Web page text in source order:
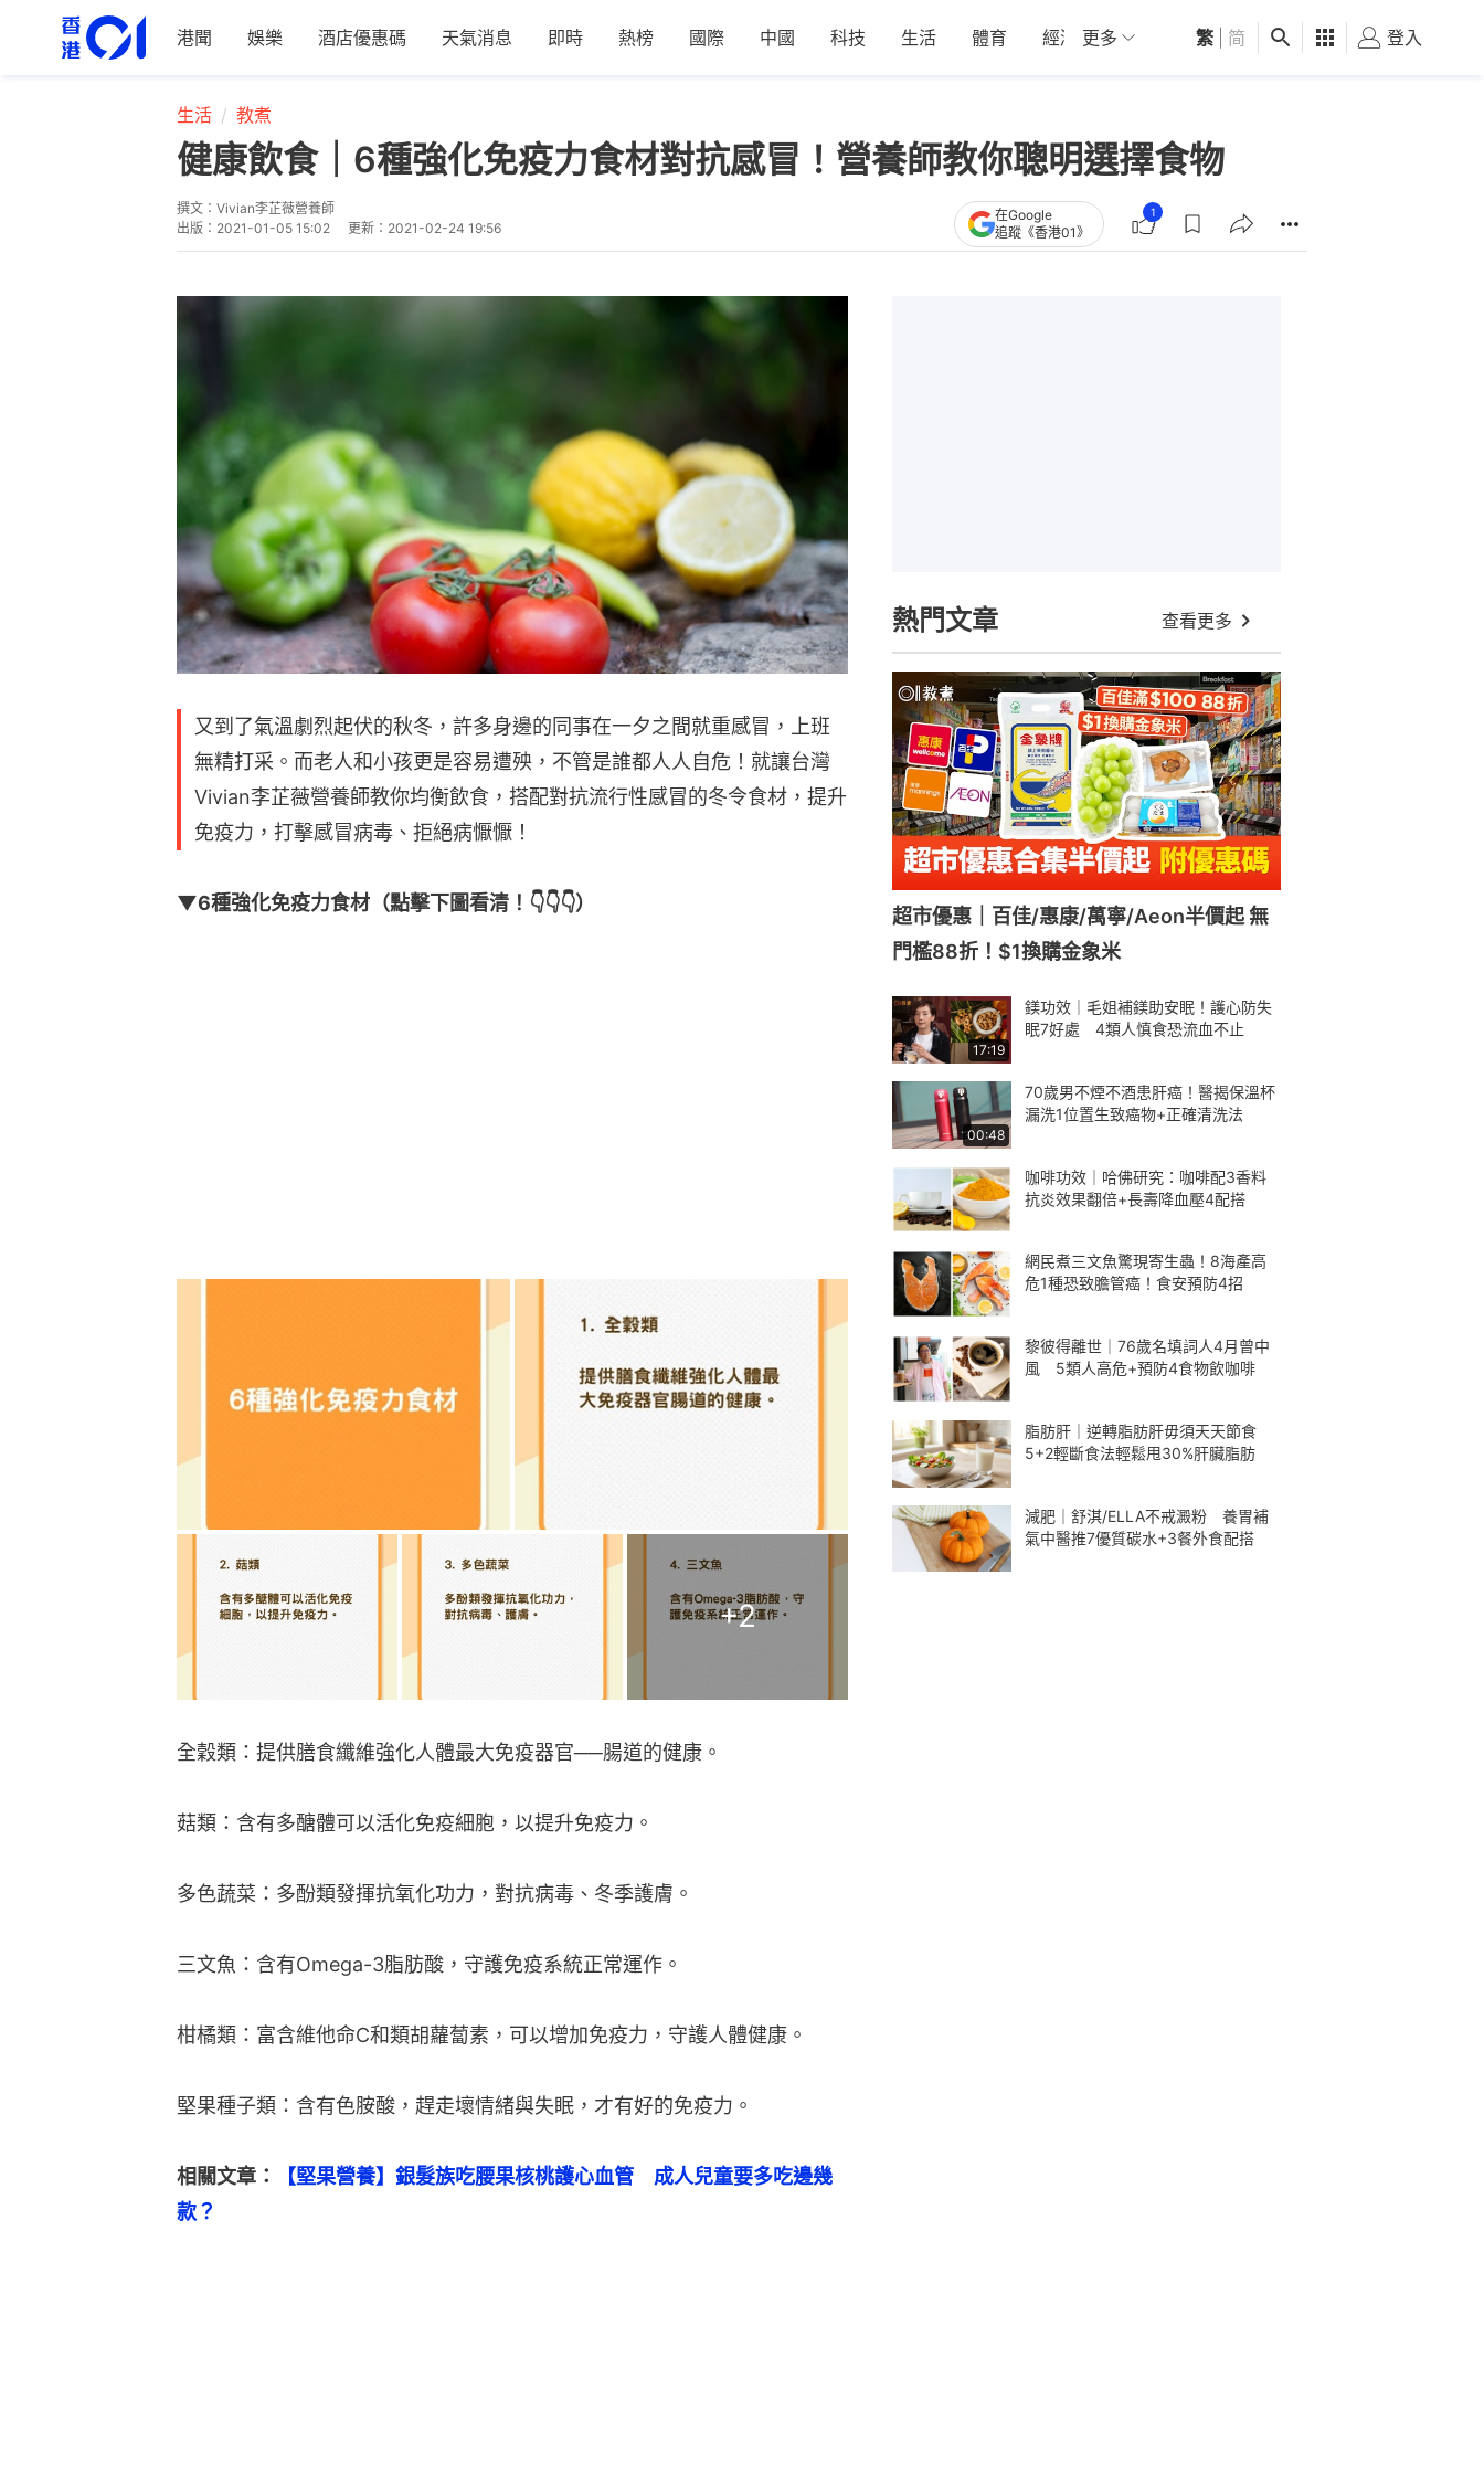
港聞 娛樂 酒店優惠碼 天氣消息 即時 熱榜 國際 中國 科技 生活 體育 經濟 01深圳 觀點 健康 好食玩飛
更多 繁 简 登入
生活 教煮
健康飲食｜6種強化免疫力食材對抗感冒！營養師教你聰明選擇食物
撰文： Vivian李芷薇營養師
出版： 2021-01-05 15:02 更新： 2021-02-24 19:56
在Google
追蹤《香港01》
1
又到了氣溫劇烈起伏的秋冬，許多身邊的同事在一夕之間就重感冒，上班
無精打采。而老人和小孩更是容易遭殃，不管是誰都人人自危！就讓台灣
Vivian李芷薇營養師教你均衡飲食，搭配對抗流行性感冒的冬令食材，提升
免疫力，打擊感冒病毒、拒絕病懨懨！
▼6種強化免疫力食材（點擊下圖看清！👇👇👇）
+2
全穀類：提供膳食纖維強化人體最大免疫器官──腸道的健康。
菇類：含有多醣體可以活化免疫細胞，以提升免疫力。
多色蔬菜：多酚類發揮抗氧化功力，對抗病毒、冬季護膚。
三文魚：含有Omega-3脂肪酸，守護免疫系統正常運作。
柑橘類：富含維他命C和類胡蘿蔔素，可以增加免疫力，守護人體健康。
堅果種子類：含有色胺酸，趕走壞情緒與失眠，才有好的免疫力。
相關文章：
【堅果營養】銀髮族吃腰果核桃護心血管　成人兒童要多吃邊幾
款？
熱門文章 查看更多
超市優惠｜百佳/惠康/萬寧/Aeon半價起 無
門檻88折！$1換購金象米
17:19
鎂功效｜毛姐補鎂助安眠！護心防失
眠7好處 4類人慎食恐流血不止
00:48
70歲男不煙不酒患肝癌！醫揭保溫杯
漏洗1位置生致癌物+正確清洗法
咖啡功效｜哈佛研究：咖啡配3香料
抗炎效果翻倍+長壽降血壓4配搭
網民煮三文魚驚現寄生蟲！8海產高
危1種恐致膽管癌！食安預防4招
黎彼得離世｜76歲名填詞人4月曾中
風 5類人高危+預防4食物飲咖啡
脂肪肝｜逆轉脂肪肝毋須天天節食
5+2輕斷食法輕鬆甩30%肝臟脂肪
減肥｜舒淇/ELLA不戒澱粉 養胃補
氣中醫推7優質碳水+3餐外食配搭